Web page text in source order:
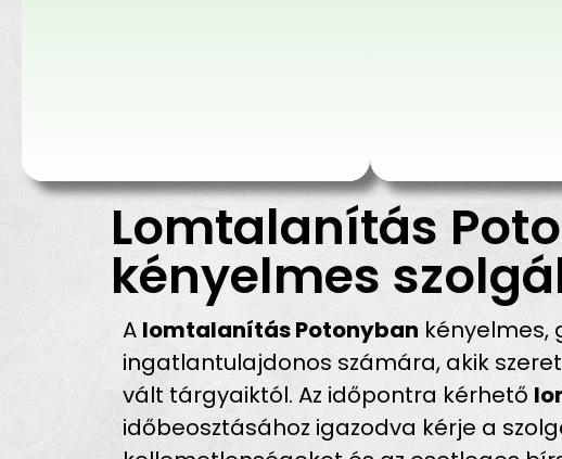
Lomtalanítás
kényelmes
A lomtalanítás Potonyban kényelmes,
ingatlantulajdonos számára, akik
vált tárgyaiktól. Az időpontra kérhető
időbeosztásához igazodva kérje a